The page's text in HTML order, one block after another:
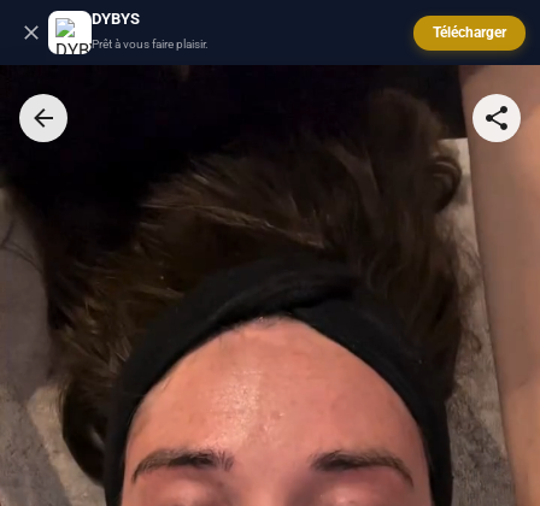
DYBYS
Prêt à vous faire plaisir.
Télécharger